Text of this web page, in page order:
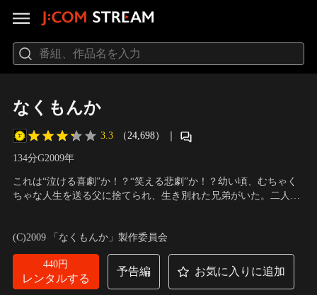
なくもんか
3.3 （24,698） ｜
134分G2009年
これは“泣ける喜劇”か！？“笑える悲劇”か！？幼い頃、むちゃく
ちゃな人生を送る父に捨てられ、生き別れた兄弟がいた。二人
人通り商店街の顔に。弟・祐介は、「金城ブラザーズ」という超
売れっ子芸人になっていた。そんなある日…。
(C)2009 「なくもんか」製作委員会
440円
レンタルする
予告編 お気に入りに追加